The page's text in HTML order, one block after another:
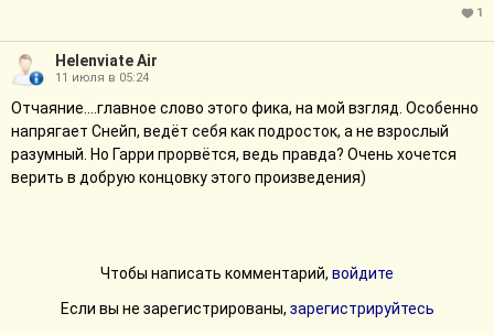
1
Helenviate Air
11 июля в 05:24
Отчаяние....главное слово этого фика, на мой взгляд. Особенно
напрягает Снейп, ведёт себя как подросток, а не взрослый
разумный. Но Гарри прорвётся, ведь правда? Очень хочется
верить в добрую концовку этого произведения)
Чтобы написать комментарий, войдите
Если вы не зарегистрированы, зарегистрируйтесь